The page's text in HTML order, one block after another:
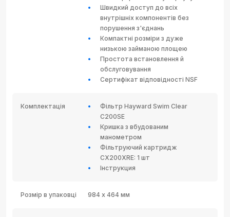
Швидкий доступ до всіх
внутрішніх компонентів без
порушення з'єднань
Компактні розміри з дуже
низькою займаною площею
Простота встановлення й
обслуговування
Сертифікат відповідності NSF
Комплектація
Фільтр Hayward Swim Clear
C200SE
Кришка з вбудованим
манометром
Фільтруючий картридж
CX200XRE: 1 шт
Інструкция
Розмір в упаковці 984 х 464 мм